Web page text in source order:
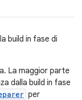
build in fase di
La maggior parte
dalla build in fase
per